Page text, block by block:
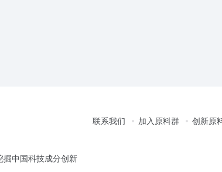
中国科技成分创新
联系我们 加入原料群 创新原